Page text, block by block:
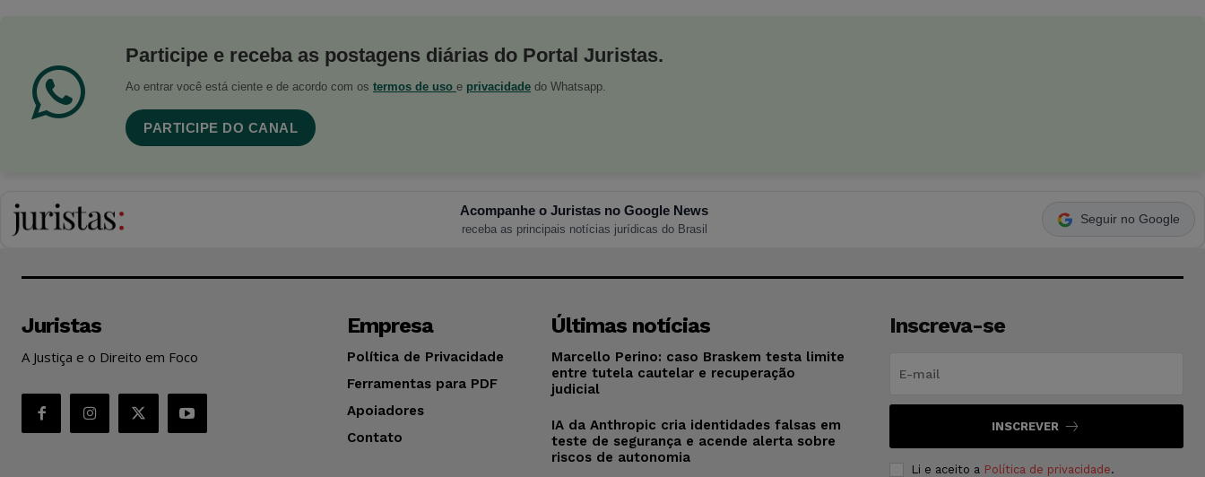
Participe e receba as postagens diárias do Portal Juristas.
Ao entrar você está ciente e de acordo com os termos de uso e privacidade do Whatsapp.
PARTICIPE DO CANAL
Acompanhe o Juristas no Google News
receba as principais notícias jurídicas do Brasil
Seguir no Google
Juristas
A Justiça e o Direito em Foco
Empresa
Política de Privacidade
Ferramentas para PDF
Apoiadores
Contato
Últimas notícias
Marcello Perino: caso Braskem testa limite
entre tutela cautelar e recuperação
judicial
IA da Anthropic cria identidades falsas em
teste de segurança e acende alerta sobre
riscos de autonomia
Inscreva-se
INSCREVER
Li e aceito a Política de privacidade.